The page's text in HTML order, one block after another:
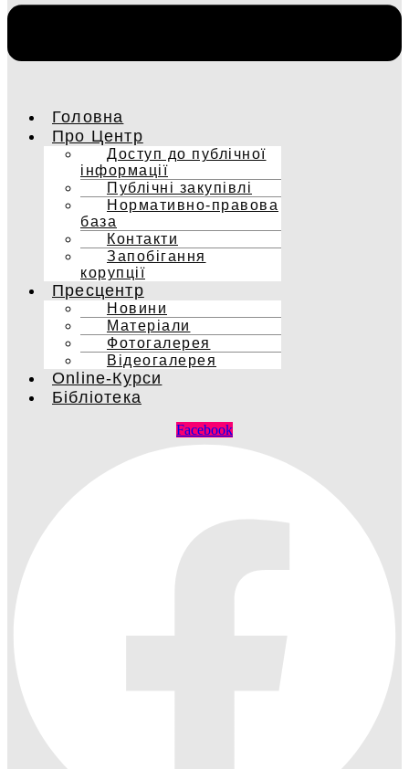
Головна
Про Центр
Доступ до публічної
інформації
Публічні закупівлі
Нормативно-правова
база
Контакти
Запобігання
корупції
Пресцентр
Новини
Матеріали
Фотогалерея
Відеогалерея
Online-Курси
Бібліотека
Facebook